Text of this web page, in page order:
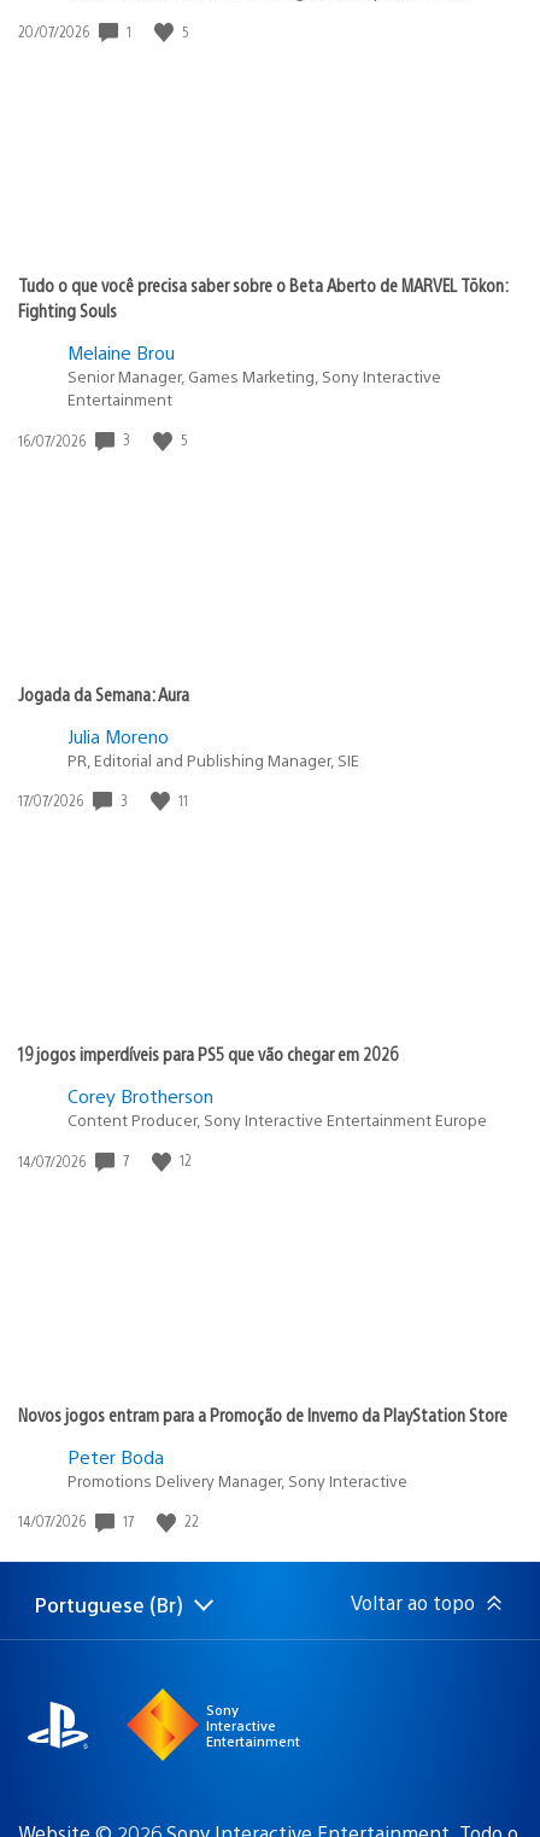
Data
20/07/2026 1 5
Tudo o que você precisa saber sobre o Beta Aberto de MARVEL Tōkon:
Fighting Souls
Melaine Brou
Senior Manager, Games Marketing, Sony Interactive
Entertainment
Data
16/07/2026 3 5
Jogada da Semana: Aura
Julia Moreno
PR, Editorial and Publishing Manager, SIE
Data
17/07/2026 3 11
19 jogos imperdíveis para PS5 que vão chegar em 2026
Corey Brotherson
Content Producer, Sony Interactive Entertainment Europe
Data
14/07/2026 7 12
Novos jogos entram para a Promoção de Inverno da PlayStation Store
Peter Boda
Promotions Delivery Manager, Sony Interactive
Data
publicação:
14/07/2026 17 22
Selecione
Região
Portuguese (Br) Voltar ao topo
Sony
Interactive
Entertainment